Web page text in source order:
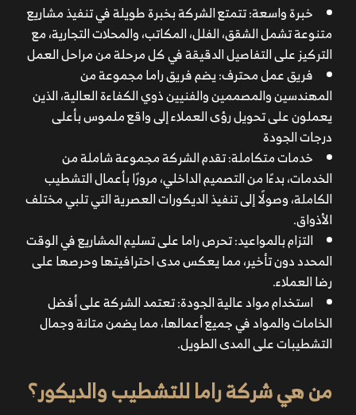
خبرة واسعة: تتمتع الشركة بخبرة طويلة في تنفيذ مشاريع
متنوعة تشمل الشقق، الفلل، المكاتب، والمحلات التجارية، مع
التركيز على التفاصيل الدقيقة في كل مرحلة من مراحل العمل
فريق عمل محترف: يضم فريق راما مجموعة من
المهندسين والمصممين والفنيين ذوي الكفاءة العالية، الذين
يعملون على تحويل رؤى العملاء إلى واقع ملموس بأعلى
درجات الجودة
خدمات متكاملة: تقدم الشركة مجموعة شاملة من
الخدمات، بدءًا من التصميم الداخلي، مرورًا بأعمال التشطيب
الكاملة، وصولًا إلى تنفيذ الديكورات العصرية التي تلبي مختلف
الأذواق.
التزام بالمواعيد: تحرص راما على تسليم المشاريع في الوقت
المحدد دون تأخير، مما يعكس مدى احترافيتها وحرصها على
رضا العملاء.
استخدام مواد عالية الجودة: تعتمد الشركة على أفضل
الخامات والمواد في جميع أعمالها، مما يضمن متانة وجمال
التشطيبات على المدى الطويل.
من هي شركة راما للتشطيب والديكور؟